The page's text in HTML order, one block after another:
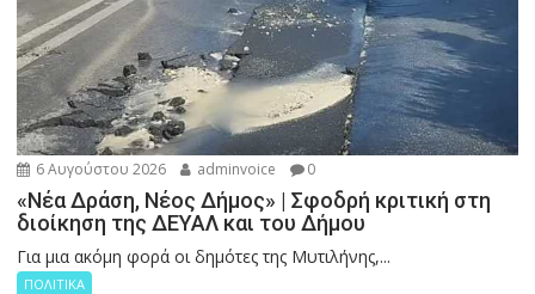
6 Αυγούστου 2026 adminvoice 0
«Νέα Δράση, Νέος Δήμος» | Σφοδρή κριτική στη
διοίκηση της ΔΕΥΑΛ και του Δήμου
Για μια ακόμη φορά οι δημότες της Μυτιλήνης,...
ΠΟΛΙΤΙΚΑ